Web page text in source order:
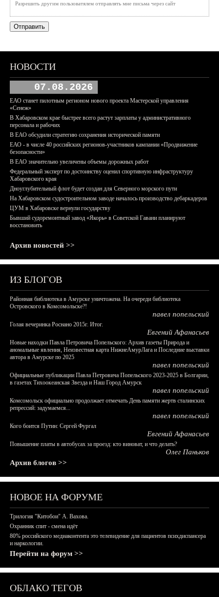
Разрешить другим пользоватялем отправлять мне письма через сайт
НОВОСТИ
07.08.2026
ЕАО станет пилотным регионом нового проекта Мастерской управления
«Сенеж»
В Хабаровском крае быстрее всего растут зарплаты у административного
персонала и рабочих
В ЕАО обсудили стратегию сохранения исторической памяти
ЕАО - в числе 40 российских регионов-участников кампании «Продвижение
безопасности»
В ЕАО значительно увеличены объемы дорожных работ
Федеральный эксперт по достоинству оценил спортивную инфраструктуру
Хабаровского края
Дноуглубительный флот будет создан для Северного морского пути
На Хабаровском судостроительном заводе началось производство дебаркадеров
ЦУМ в Хабаровске вернули государству
Бывший судоремонтный завод «Якорь» в Советской Гавани планируют
восстановить
Архив новостей >>
ИЗ БЛОГОВ
Районная библиотека в Амурске уничтожена. На очереди библиотека
Островского в Комсомольске?!
павел попельский
Голая вечеринка Роснано 2015г. Итог.
Евгений Афанасьев
Новые находки Павла Петровича Попельского: Архив газеты Природа и
аномальные явления, Неизвестная карта НижнеАмурЛага и Последние выставки
автора в Амурске по 2025
павел попельский
Официальные публикации Павла Петровича Попельского 2023-2025 в Болгарии,
в газетах Тихоокеанская Звезда и Наш Город Амурск
павел попельский
Комсомольск официально продолжает отмечать День памяти жертв сталинских
репрессий: задумаемся...
павел попельский
Кого боится Путин: Сергей Фургал
Евгений Афанасьев
Повышение платы в автобусах за проезд: кто виноват, и что делать?
Олег Паньков
Архив блогов >>
НОВОЕ НА ФОРУМЕ
Трилогия "Китобои" А. Вахова.
Охранник спит - смена идёт
80% российского медиаконтента это телевидение для пациентов психдиспансера
и наркологии.
Перейти на форум >>
ОБЛАКО ТЕГОВ